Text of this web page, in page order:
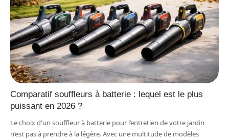
Comparatif souffleurs à batterie : lequel est le plus
puissant en 2026 ?
Le choix d'un souffleur à batterie pour l’entretien de votre jardin
n’est pas à prendre à la légère. Avec une multitude de modèles